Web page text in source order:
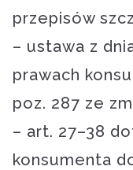
przepisów
– ustawa z
prawach
poz. 287 ze
– art. 27–38
konsumenta